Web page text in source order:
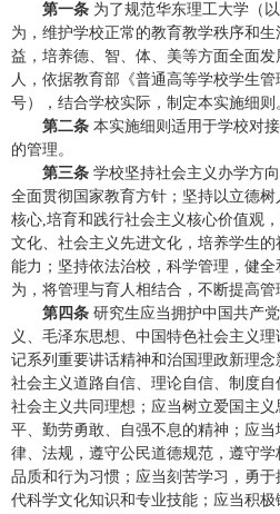
第一条 为了规范华东理工大学（
为，维护学校正常的教育教学秩序和
益，培养德、智、体、美等方面全面
人，依据教育部《普通高等学校学生
号），结合学校实际，制定本实施细则
第二条 本实施细则适用于学校对
的管理。
第三条 学校坚持社会主义办学方
全面贯彻国家教育方针；坚持以立德
核心,培育和践行社会主义核心价值观
文化、社会主义先进文化，培养学生
能力；坚持依法治校，科学管理，健
为，将管理与育人相结合，不断提高管
第四条 研究生应当拥护中国共产
义、毛泽东思想、中国特色社会主义
记系列重要讲话精神和治国理政新理
社会主义道路自信、理论自信、制度
社会主义共同理想；应当树立爱国主
平、勤劳勇敢、自强不息的精神；应
律、法规，遵守公民道德规范，遵守
品质和行为习惯；应当刻苦学习，勇
代科学文化知识和专业技能；应当积